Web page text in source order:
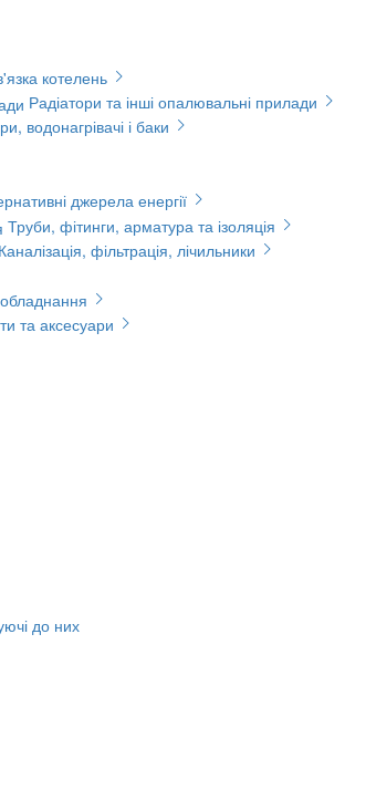
котелень
Радіатори та інші опалювальні прилади
водонагрівачі і баки
джерела енергії
Труби, фітинги, арматура та ізоляція
Каналізація, фільтрація, лічильники
та аксесуари
до них